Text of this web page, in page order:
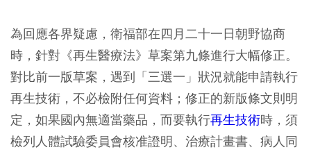
為回應各界疑慮，衛福部在四月二十一日朝野協商
時，針對《再生醫療法》草案第九條進行大幅修正。
對比前一版草案，遇到「三選一」狀況就能申請執行
再生技術，不必檢附任何資料；修正的新版條文則明
定，如果國內無適當藥品，而要執行再生技術時，須
檢列人體試驗委員會核准證明、治療計畫書、病人同